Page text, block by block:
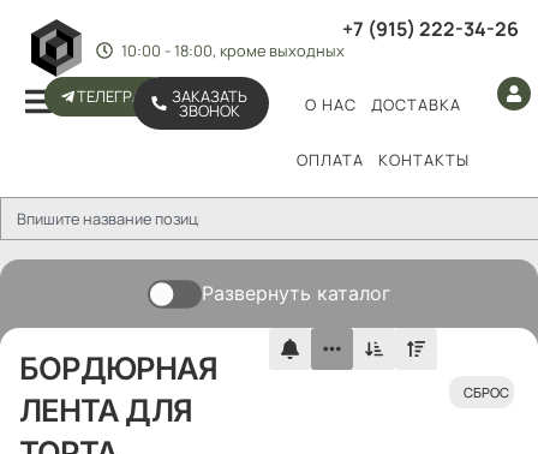
+7 (915) 222-34-26
10:00 - 18:00, кроме выходных
ТЕЛЕГРАМ ЗАКАЗАТЬ
ЗВОНОК О НАС ДОСТАВКА
ОПЛАТА КОНТАКТЫ
Развернуть каталог
БОРДЮРНАЯ
ЛЕНТА ДЛЯ
СБРОС